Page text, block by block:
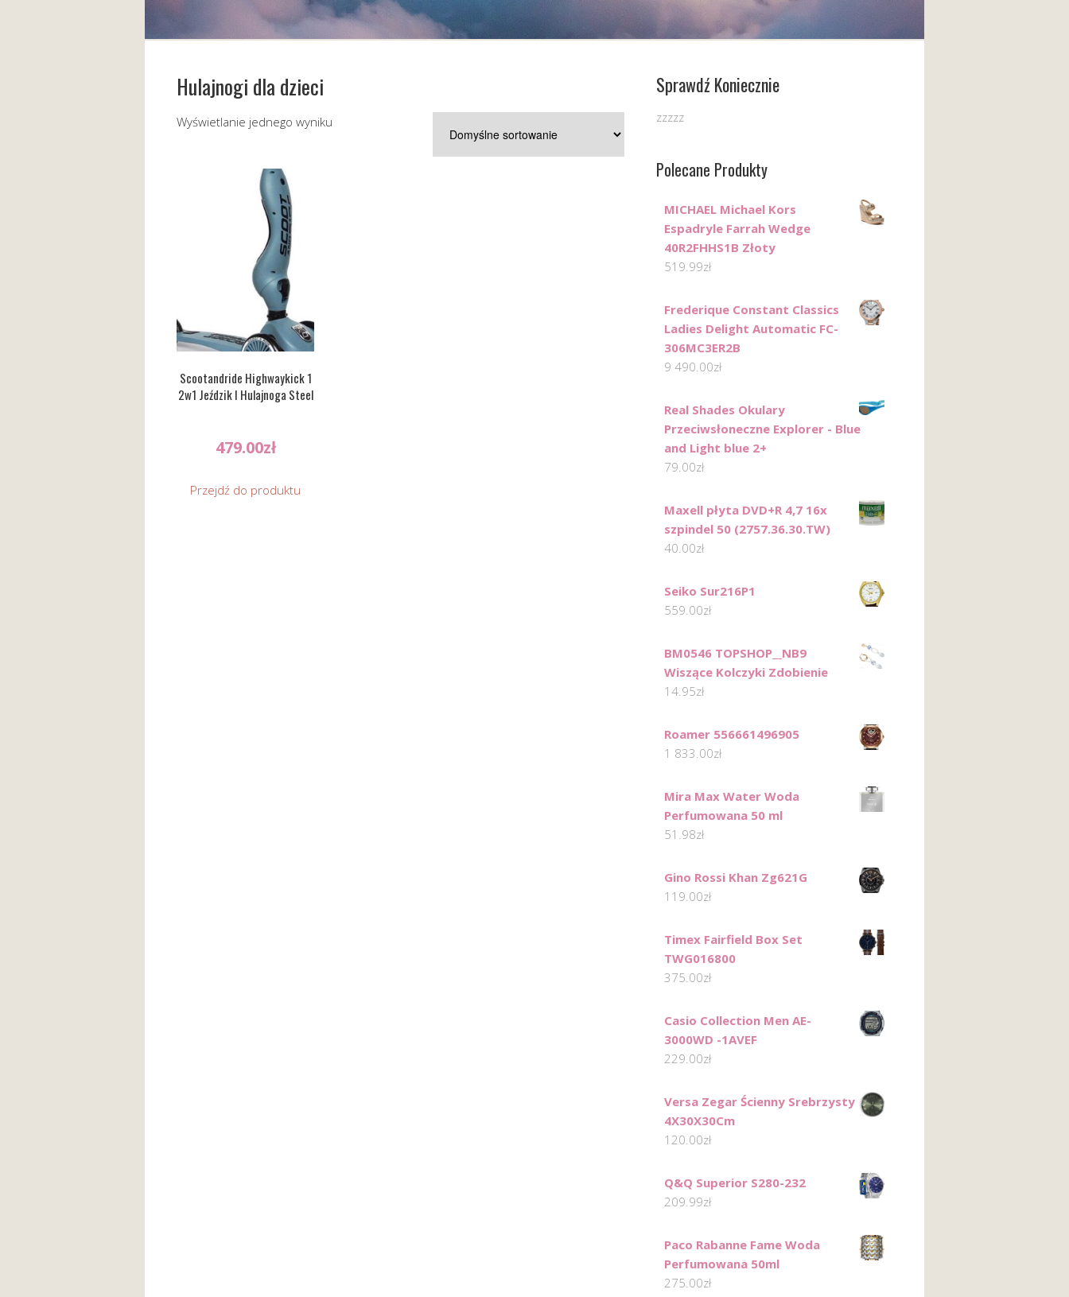
Hulajnogi dla dzieci
Wyświetlanie jednego wyniku
Scootandride Highwaykick 1
2w1 Jeździk I Hulajnoga Steel
479.00zł
Przejdź do produktu
Sprawdź Koniecznie
zzzzz
Polecane Produkty
MICHAEL Michael Kors
Espadryle Farrah Wedge
40R2FHHS1B Złoty
519.99zł
Frederique Constant Classics
Ladies Delight Automatic FC-
306MC3ER2B
9 490.00zł
Real Shades Okulary
Przeciwsłoneczne Explorer - Blue
and Light blue 2+
79.00zł
Maxell płyta DVD+R 4,7 16x
szpindel 50 (2757.36.30.TW)
40.00zł
Seiko Sur216P1
559.00zł
BM0546 TOPSHOP__NB9
Wiszące Kolczyki Zdobienie
14.95zł
Roamer 556661496905
1 833.00zł
Mira Max Water Woda
Perfumowana 50 ml
51.98zł
Gino Rossi Khan Zg621G
119.00zł
Timex Fairfield Box Set
TWG016800
375.00zł
Casio Collection Men AE-
3000WD -1AVEF
229.00zł
Versa Zegar Ścienny Srebrzysty
4X30X30Cm
120.00zł
Q&Q Superior S280-232
209.99zł
Paco Rabanne Fame Woda
Perfumowana 50ml
275.00zł